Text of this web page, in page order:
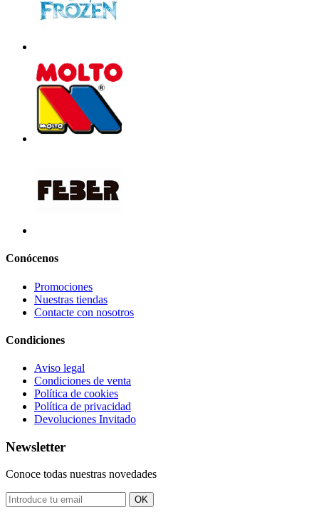
Conócenos
Promociones
Nuestras tiendas
Contacte con nosotros
Condiciones
Aviso legal
Condiciones de venta
Política de cookies
Política de privacidad
Devoluciones Invitado
Newsletter
Conoce todas nuestras novedades
OK